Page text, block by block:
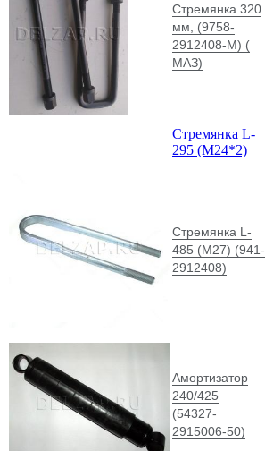
Стремянка 320
мм, (9758-
2912408-М) (
МАЗ)
Стремянка L-
295 (М24*2)
Стремянка L-
485 (М27) (941-
2912408)
Амортизатор
240/425
(54327-
2915006-50)